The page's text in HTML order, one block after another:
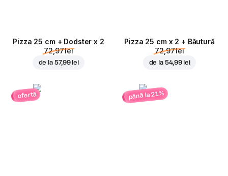
Pizza 25 cm + Dodster x 2
72,97 lei
de la 57,99 lei
Pizza 25 cm x 2 + Băutură
72,97 lei
de la 54,99 lei
ofertă până la 21%